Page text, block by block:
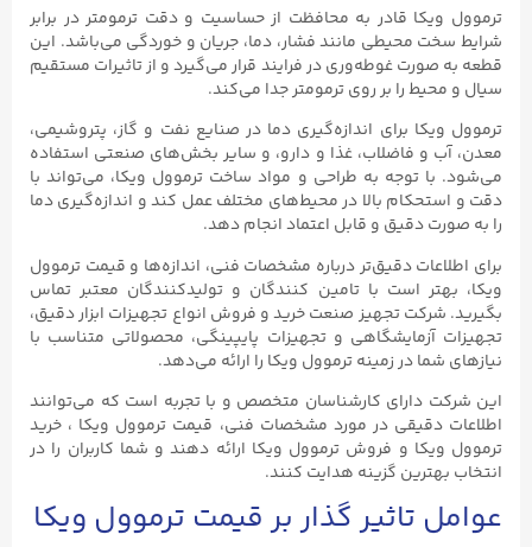
ترموول ویکا قادر به محافظت از حساسیت و دقت ترمومتر در برابر
شرایط سخت محیطی مانند فشار، دما، جریان و خوردگی می‌باشد. این
قطعه به صورت غوطه‌وری در فرایند قرار می‌گیرد و از تاثیرات مستقیم
سیال و محیط را بر روی ترمومتر جدا می‌کند.
ترموول ویکا برای اندازه‌گیری دما در صنایع نفت و گاز، پتروشیمی،
معدن، آب و فاضلاب، غذا و دارو، و سایر بخش‌های صنعتی استفاده
می‌شود. با توجه به طراحی و مواد ساخت ترموول ویکا، می‌تواند با
دقت و استحکام بالا در محیط‌های مختلف عمل کند و اندازه‌گیری دما
را به صورت دقیق و قابل اعتماد انجام دهد.
برای اطلاعات دقیق‌تر درباره مشخصات فنی، اندازه‌ها و قیمت‌ ترموول
ویکا، بهتر است با تامین کنندگان و تولیدکنندگان معتبر تماس
بگیرید. شرکت تجهیز صنعت خرید و فروش انواع تجهیزات ابزار دقیق،
تجهیزات آزمایشگاهی و تجهیزات پایپینگی، محصولاتی متناسب با
نیازهای شما در زمینه ترموول ویکا را ارائه می‌دهد.
این شرکت دارای کارشناسان متخصص و با تجربه است که می‌توانند
اطلاعات دقیقی در مورد مشخصات فنی، قیمت ترموول ویکا ، خرید
ترموول ویکا و فروش ترموول ویکا ارائه دهند و شما کاربران را در
انتخاب بهترین گزینه هدایت کنند.
عوامل تاثیر گذار بر قیمت ترموول ویکا